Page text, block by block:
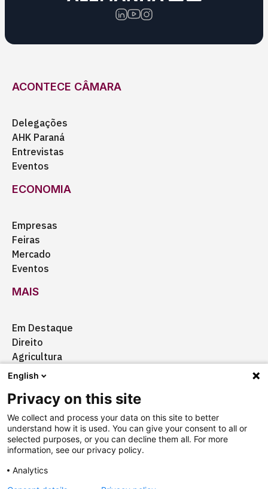
ACONTECE CÂMARA
Delegações
AHK Paraná
Entrevistas
Eventos
ECONOMIA
Empresas
Feiras
Mercado
Eventos
MAIS
Em Destaque
Direito
Agricultura
Certificação
Aquisições
English
Privacy on this site
We collect and process your data on this site to better
understand how it is used. You can give your consent to all or
selected purposes, or you can decline them all. For more
information, see our privacy policy.
Analytics